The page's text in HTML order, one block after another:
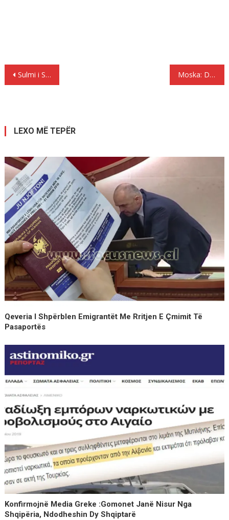
Lëvizje
Sulmi i SHBA-ve në Siri, ja vendet e rreshtuara pro dhe kundër Moska: Do të përforcojmë mbrojtjen ajrore siriane pas sulmit amerikan
LEXO MË TEPËR
Qeveria I Shpërblen Emigrantët Me Rritjen E Çmimit Të
Pasaportës
Konfirmojnë Media Greke :Gomonet Janë Nisur Nga
Shqipëria, Ndodheshin Dy Shqiptarë